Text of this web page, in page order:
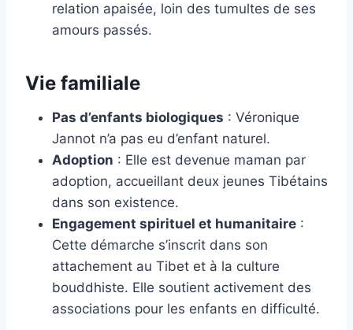
relation apaisée, loin des tumultes de ses
amours passés.
Vie familiale
Pas d’enfants biologiques : Véronique
Jannot n’a pas eu d’enfant naturel.
Adoption : Elle est devenue maman par
adoption, accueillant deux jeunes Tibétains
dans son existence.
Engagement spirituel et humanitaire :
Cette démarche s’inscrit dans son
attachement au Tibet et à la culture
bouddhiste. Elle soutient activement des
associations pour les enfants en difficulté.